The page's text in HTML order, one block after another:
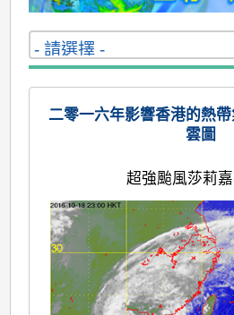
二零一六年影響香港的熱
雲圖
超強颱風莎莉